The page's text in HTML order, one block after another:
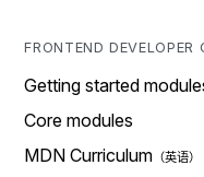
FRONTEND DEVELOPER
Getting started
Core modules
MDN Curriculum